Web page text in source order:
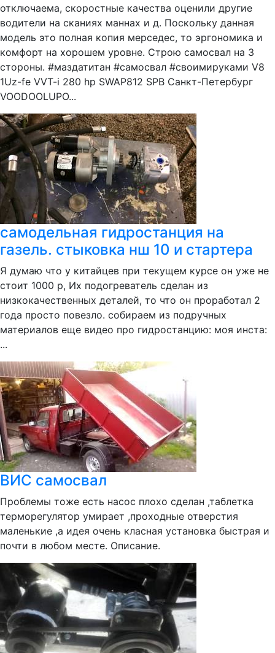
отключаема, скоростные качества оценили другие
водители на сканиях маннах и д. Поскольку данная
модель это полная копия мерседес, то эргономика и
комфорт на хорошем уровне. Строю самосвал на 3
стороны. #маздатитан #самосвал #своимируками V8
1Uz-fe VVT-i 280 hp SWAP812 SPB Санкт-Петербург
VOODOOLUPO...
самодельная гидростанция на
газель. стыковка нш 10 и стартера
Я думаю что у китайцев при текущем курсе он уже не
стоит 1000 р, Их подогреватель сделан из
низкокачественных деталей, то что он проработал 2
года просто повезло. собираем из подручных
материалов еще видео про гидростанцию: моя инста:
...
ВИС самосвал
Проблемы тоже есть насос плохо сделан ,таблетка
терморегулятор умирает ,проходные отверстия
маленькие ,а идея очень класная установка быстрая и
почти в любом месте. Описание.